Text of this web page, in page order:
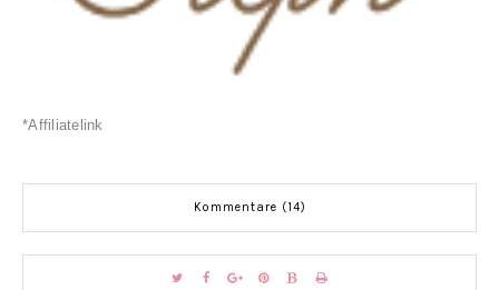
*Affiliatelink
Kommentare (14)